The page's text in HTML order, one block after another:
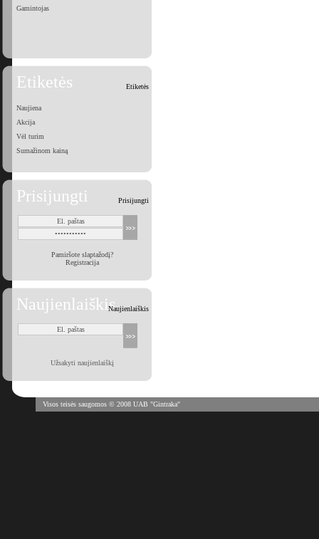
Gamintojas
Etiketės Etiketės
Naujiena
Akcija
Vėl turim
Sumažinom kainą
Prisijungti Prisijungti
Pamiršote slaptažodį?
Registracija
NaujienlaiškisNaujienlaiškis
Užsakyti naujienlaiškį
Visos teisės saugomos © 2008 UAB "Gintraka"